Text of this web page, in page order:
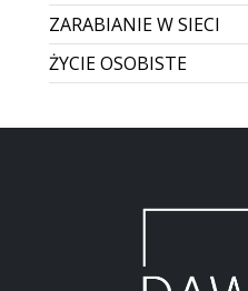
ZARABIANIE W SIECI
ŻYCIE OSOBISTE